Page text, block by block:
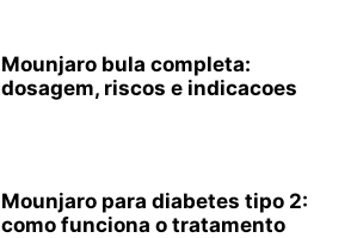
Mounjaro bula completa:
dosagem, riscos e indicacoes
Mounjaro para diabetes tipo 2:
como funciona o tratamento